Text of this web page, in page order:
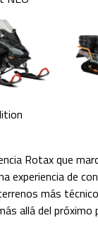
Rotax que
experiencia de
más
allá del